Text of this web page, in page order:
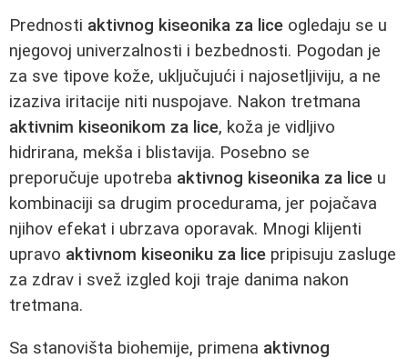
Prednosti aktivnog kiseonika za lice ogledaju se u
njegovoj univerzalnosti i bezbednosti. Pogodan je
za sve tipove kože, uključujući i najosetljiviju, a ne
izaziva iritacije niti nuspojave. Nakon tretmana
aktivnim kiseonikom za lice, koža je vidljivo
hidrirana, mekša i blistavija. Posebno se
preporučuje upotreba aktivnog kiseonika za lice u
kombinaciji sa drugim procedurama, jer pojačava
njihov efekat i ubrzava oporavak. Mnogi klijenti
upravo aktivnom kiseoniku za lice pripisuju zasluge
za zdrav i svež izgled koji traje danima nakon
tretmana.
Sa stanovišta biohemije, primena aktivnog